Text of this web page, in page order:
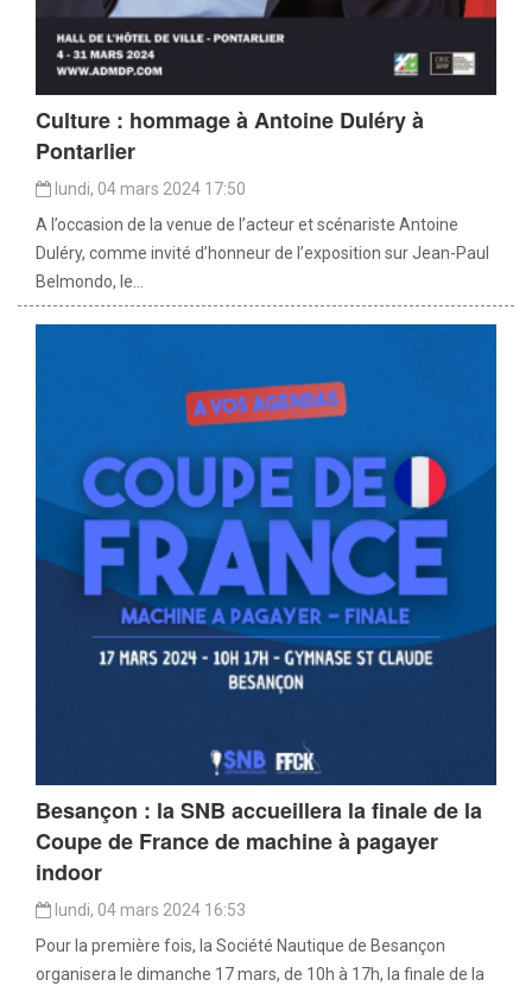
Culture : hommage à Antoine Duléry à
Pontarlier
lundi, 04 mars 2024 17:50
A l’occasion de la venue de l’acteur et scénariste Antoine
Duléry, comme invité d’honneur de l’exposition sur Jean-Paul
Belmondo, le...
Besançon : la SNB accueillera la finale de la
Coupe de France de machine à pagayer
indoor
lundi, 04 mars 2024 16:53
Pour la première fois, la Société Nautique de Besançon
organisera le dimanche 17 mars, de 10h à 17h, la finale de la